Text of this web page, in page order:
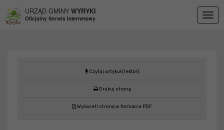
URZĄD GMINY WYRYKI
Oficjalny Serwis Internetowy
Czytaj artykuł (lektor)
Drukuj stronę
Wyświetl stronę w formacie PDF